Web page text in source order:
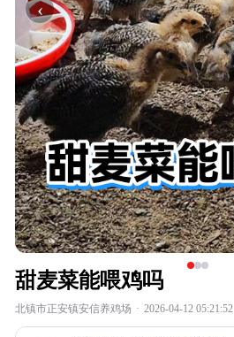
‹
甜麦菜能喂鸡吗
北镇市正安镇安信养鸡场 · 2026-04-12 05:21:52